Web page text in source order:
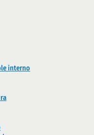
interno